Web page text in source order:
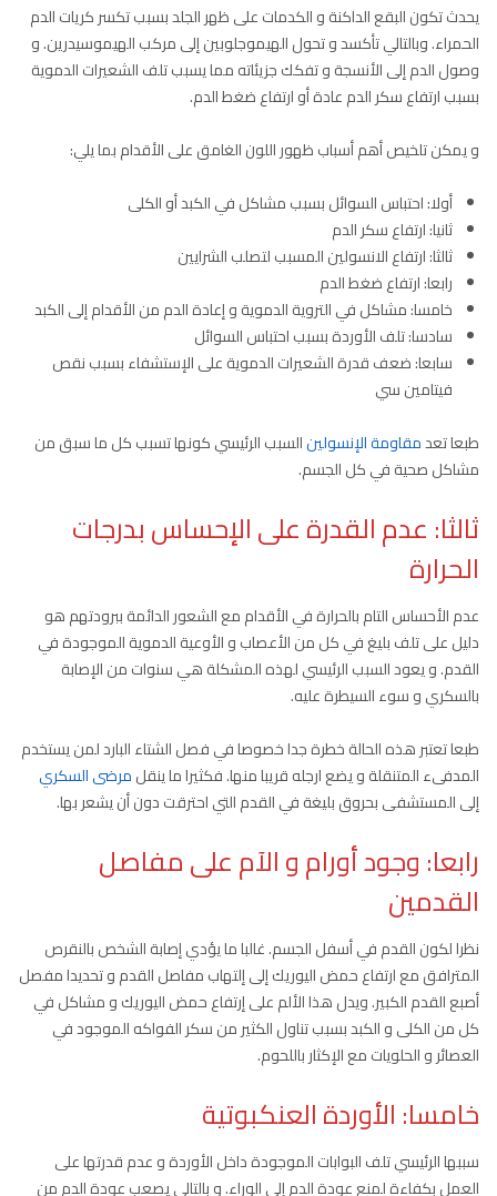
يحدث تكون البقع الداكنة و الكدمات على ظهر الجلد بسبب تكسر كريات الدم
الحمراء. وبالتالي تأكسد و تحول الهيموجلوبين إلى مركب الهيموسيدرين. و
وصول الدم إلى الأنسجة و تفكك جزيئاته مما يسبب تلف الشعيرات الدموية
بسبب ارتفاع سكر الدم عادة أو ارتفاع ضغط الدم.
و يمكن تلخيص أهم أسباب ظهور اللون الغامق على الأقدام بما يلي:
أولا: احتباس السوائل بسبب مشاكل في الكبد أو الكلى
ثانيا: ارتفاع سكر الدم
ثالثا: ارتفاع الانسولين المسبب لتصلب الشرايين
رابعا: ارتفاع ضغط الدم
خامسا: مشاكل في التروية الدموية و إعادة الدم من الأقدام إلى الكبد
سادسا: تلف الأوردة بسبب احتباس السوائل
سابعا: ضعف قدرة الشعيرات الدموية على الإستشفاء بسبب نقص
فيتامين سي
طبعا تعدمقاومة الإنسولينالسبب الرئيسي كونها تسبب كل ما سبق من
مشاكل صحية في كل الجسم.
ثالثا: عدم القدرة على الإحساس بدرجات
الحرارة
عدم الأحساس التام بالحرارة في الأقدام مع الشعور الدائمة ببرودتهم هو
دليل على تلف بليغ في كل من الأعصاب و الأوعية الدموية الموجودة في
القدم. و يعود السبب الرئيسي لهذه المشكلة هي سنوات من الإصابة
بالسكري و سوء السيطرة عليه.
طبعا تعتبر هذه الحالة خطرة جدا خصوصا في فصل الشتاء البارد لمن يستخدم
المدفىء المتنقلة و يضع ارجله قريبا منها. فكثيرا ما ينقلمرضى السكري
إلى المستشفى بحروق بليغة في القدم التي احترقت دون أن يشعر بها.
رابعا: وجود أورام و الآم على مفاصل
القدمين
نظرا لكون القدم في أسفل الجسم. غالبا ما يؤدي إصابة الشخص بالنقرص
المترافق مع ارتفاع حمض اليوريك إلى إلتهاب مفاصل القدم و تحديدا مفصل
أصبع القدم الكبير. ويدل هذا الألم على إرتفاع حمض اليوريك و مشاكل في
كل من الكلى و الكبد بسبب تناول الكثير من سكر الفواكه الموجود في
العصائر و الحلويات مع الإكثار باللحوم.
خامسا: الأوردة العنكبوتية
سببها الرئيسي تلف البوابات الموجودة داخل الأوردة و عدم قدرتها على
العمل بكفاءة لمنع عودة الدم إلى الوراء. و بالتالي يصعب عودة الدم من